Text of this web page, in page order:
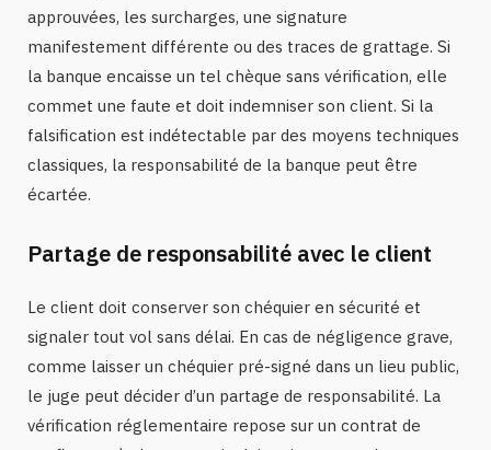
approuvées, les surcharges, une signature
manifestement différente ou des traces de grattage. Si
la banque encaisse un tel chèque sans vérification, elle
commet une faute et doit indemniser son client. Si la
falsification est indétectable par des moyens techniques
classiques, la responsabilité de la banque peut être
écartée.
Partage de responsabilité avec le client
Le client doit conserver son chéquier en sécurité et
signaler tout vol sans délai. En cas de négligence grave,
comme laisser un chéquier pré-signé dans un lieu public,
le juge peut décider d’un partage de responsabilité. La
vérification réglementaire repose sur un contrat de